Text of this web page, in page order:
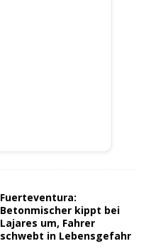
Fuerteventura:
Betonmischer kippt bei
Lajares um, Fahrer
schwebt in Lebensgefahr